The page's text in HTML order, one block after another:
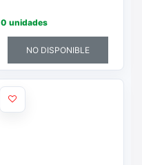
0 unidades
NO DISPONIBLE